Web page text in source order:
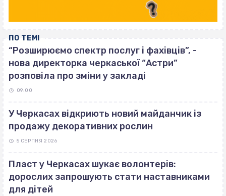
ПО ТЕМІ
“Розширюємо спектр послуг і фахівців”, -
нова директорка черкаської “Астри”
розповіла про зміни у закладі
09:00
У Черкасах відкриють новий майданчик із
продажу декоративних рослин
5 СЕРПНЯ 2026
Пласт у Черкасах шукає волонтерів:
дорослих запрошують стати наставниками
для дітей